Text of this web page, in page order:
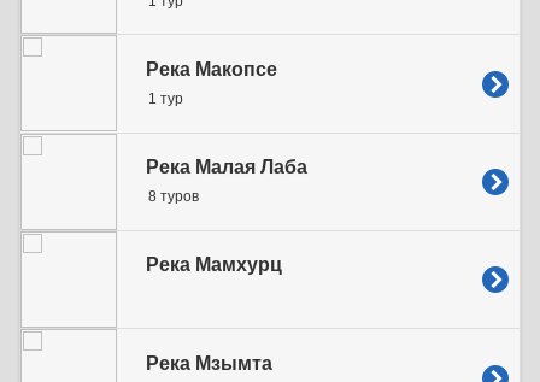
Река Макопсе
1 тур
Река Малая Лаба
8 туров
Река Мамхурц
Река Мзымта